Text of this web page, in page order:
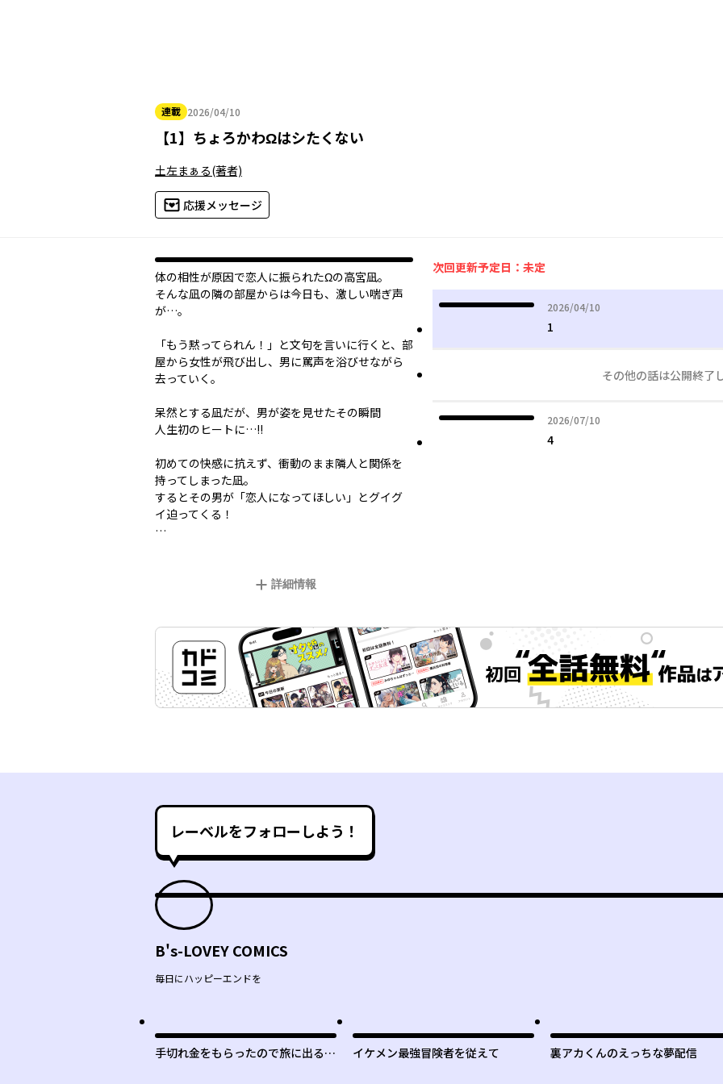
連載 2026/04/10
2026年04月10日
【1】 ちょろかわΩはシたくない
土左まぁる(著者)
応援メッセージ
体の相性が原因で恋人に振られたΩの高宮凪。
そんな凪の隣の部屋からは今日も、激しい喘ぎ声
が…。
「もう黙ってられん！」と文句を言いに行くと、部
屋から女性が飛び出し、男に罵声を浴びせながら
去っていく。
呆然とする凪だが、男が姿を見せたその瞬間――
人生初のヒートに…!!
初めての快感に抗えず、衝動のまま隣人と関係を
持ってしまった凪。
するとその男が「恋人になってほしい」とグイグ
イ迫ってくる！
…
詳細情報
次回更新予定日：未定
2026/04/10
2026年04月10日
1
その他の話は公開終了
2026/07/10
2026年07月10日
4
レーベルをフォローしよう！
B's-LOVEY COMICS
毎日にハッピーエンドを
手切れ金をもらったので旅に出るこ
イケメン最強冒険者を従えて 裏アカくんのえっちな夢配信